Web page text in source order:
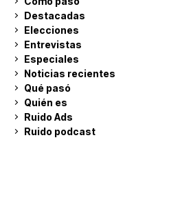
Destacadas
Elecciones
Entrevistas
Especiales
Noticias recientes
Qué pasó
Quién es
Ruido Ads
Ruido podcast